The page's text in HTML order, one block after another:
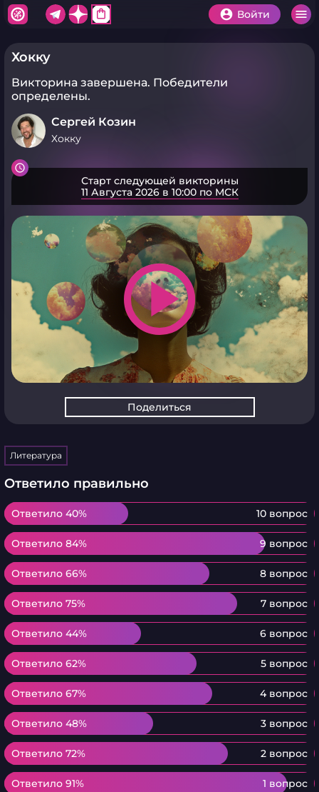
shopping_bag Войти
Хокку
Викторина завершена. Победители
определены.
Сергей Козин
Хокку
Старт следующей викторины
11 Августа 2026 в 10:00 по МСК
play_arrow
Поделиться
Литература
Ответило правильно
Ответило 40% 10 вопрос
Ответило 40%
Ответило 84% 9 вопрос
Ответило 84%
Ответило 66% 8 вопрос
Ответило 66%
Ответило 75% 7 вопрос
Ответило 75%
Ответило 44% 6 вопрос
Ответило 44%
Ответило 62% 5 вопрос
Ответило 62%
Ответило 67% 4 вопрос
Ответило 67%
Ответило 48% 3 вопрос
Ответило 48%
Ответило 72% 2 вопрос
Ответило 72%
Ответило 91% 1 вопрос
Ответило 91%